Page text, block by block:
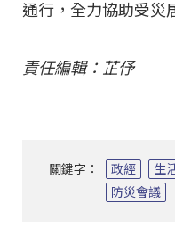
通行，全力協助受災
責任編輯：芷伃
關鍵字： 政經 生
防災會議